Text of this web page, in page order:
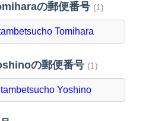
の郵便番号 (1)
Tomihara
の郵便番号 (1)
Yoshino